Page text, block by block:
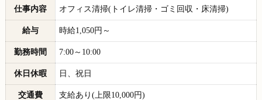
仕事内容 オフィス清掃(トイレ清掃・ゴミ回収・床清掃)
給与 時給1,050円～
勤務時間 7:00～10:00
休日休暇 日、祝日
交通費 支給あり(上限10,000円)